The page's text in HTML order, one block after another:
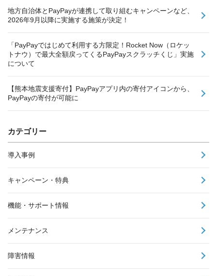
地方自治体とPayPayが連携して取り組むキャンペーンなど、
2026年9月以降に実施する施策が決定！
「PayPayではじめて利用する方限定！Rocket Now（ロケッ
トナウ）で最大全額戻ってくるPayPayスクラッチくじ」実施
について
【熊本地震支援寄付】PayPayアプリ内の寄付アイコンから、
PayPayの寄付が可能に
カテゴリー
導入事例
キャンペーン・特典
機能・サポート情報
メンテナンス
障害情報